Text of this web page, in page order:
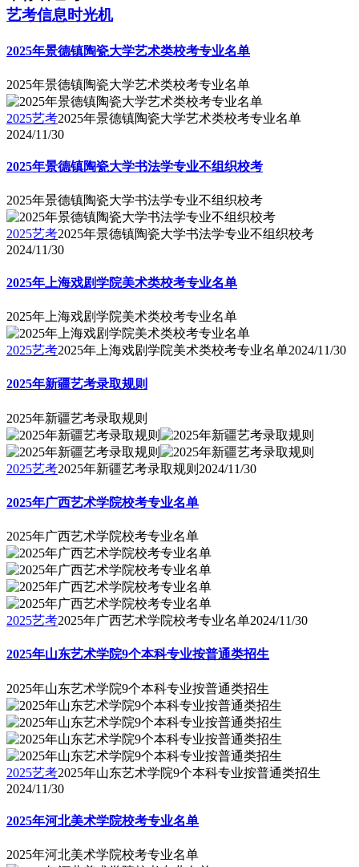
艺考信息时光机
2025年景德镇陶瓷大学艺术类校考专业名单
2025年景德镇陶瓷大学艺术类校考专业名单
2025艺考2025年景德镇陶瓷大学艺术类校考专业名单
2024/11/30
2025年景德镇陶瓷大学书法学专业不组织校考
2025年景德镇陶瓷大学书法学专业不组织校考
2025艺考2025年景德镇陶瓷大学书法学专业不组织校考
2024/11/30
2025年上海戏剧学院美术类校考专业名单
2025年上海戏剧学院美术类校考专业名单
2025艺考2025年上海戏剧学院美术类校考专业名单2024/11/30
2025年新疆艺考录取规则
2025年新疆艺考录取规则
2025艺考2025年新疆艺考录取规则 2024/11/30
2025年广西艺术学院校考专业名单
2025年广西艺术学院校考专业名单
2025艺考2025年广西艺术学院校考专业名单2024/11/30
2025年山东艺术学院9个本科专业按普通类招生
2025年山东艺术学院9个本科专业按普通类招生
2025艺考2025年山东艺术学院9个本科专业按普通类招生
2024/11/30
2025年河北美术学院校考专业名单
2025年河北美术学院校考专业名单